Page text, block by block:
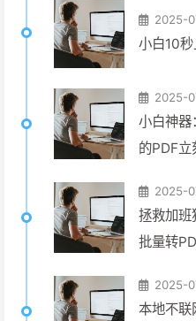
2025-
小白10
2025-
小白神
的PDF立
2025-
拯救加
批量转
2025-
本地不联